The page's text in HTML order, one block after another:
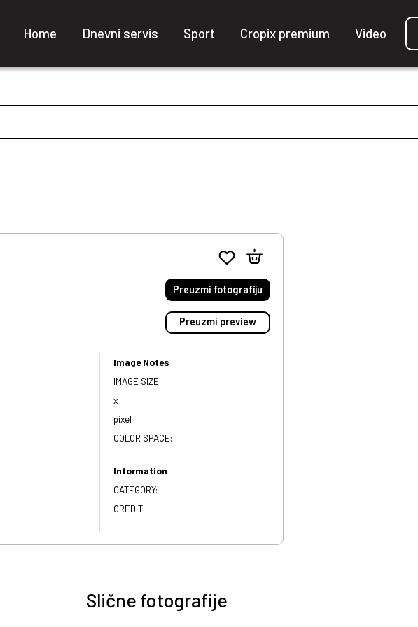
Home Dnevni servis Sport Cropix premium Video
Preuzmi fotografiju
Preuzmi preview
Image Notes
IMAGE SIZE:
x
pixel
COLOR SPACE:
Information
CATEGORY:
CREDIT:
Slične fotografije